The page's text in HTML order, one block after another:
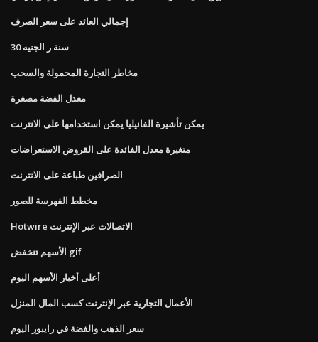
إجمالي العائد على سعر الصرف
30 سنة ر الجنيه
مخاطر التجارة المحمولة والسحب
معدل الفضة مصغرة
يمكن تأشيرة الفانيليا يمكن استخدامها على الانترنت
متغيرة معدل الفائدة على القروض الاستعراضات
الصرافين طباعة على الانترنت
مخطط الفهرسة للصور
Hotwire الاتصالات عبر الإنترنت
الأسهم تنخفض gif
أعلى أخبار الأسهم اليوم
الأعمال التجارية عبر الإنترنت كسب المال المنزل
سعر الذهب والفضة في رايبور اليوم